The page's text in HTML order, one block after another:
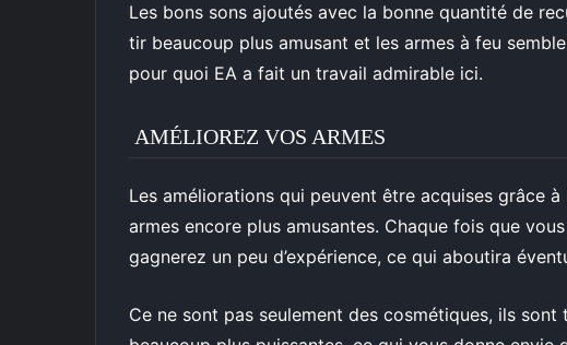
Les bons sons ajoutés avec la bonne quantité de
tir beaucoup plus amusant et les armes à feu
pour quoi EA a fait un travail admirable ici.
AMÉLIOREZ VOS ARMES
Les améliorations qui peuvent être acquises grâce
armes encore plus amusantes. Chaque fois que
gagnerez un peu d’expérience, ce qui aboutira
Ce ne sont pas seulement des cosmétiques, ils